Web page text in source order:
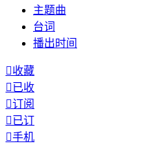
主题曲
台词
播出时间
收藏
已收
订阅
已订
手机